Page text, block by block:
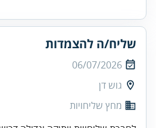
שליח/ה להצמדות
06/07/2026
גוש דן
מחץ שליחויות